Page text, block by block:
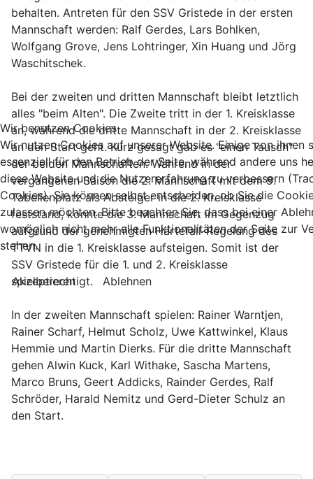
behalten. Antreten für den SSV Gristede in der ersten
Mannschaft werden: Ralf Gerdes, Lars Bohlken,
Wolfgang Grove, Jens Lohtringer, Xin Huang und Jörg
Waschitschek.
Bei der zweiten und dritten Mannschaft bleibt letztlich
alles "beim Alten". Die Zweite tritt in der 1. Kreisklasse
an, während die dritte Mannschaft in der 2. Kreisklasse
an den Start geht. Kurz gesagt gab es "einen Tausch"
der beiden Mannschaften. Während in der
vergangenen Saison die 2. Mannschaft mit dem 9.
Tabellenplatz als Absteiger in die 2. Kreisklasse
feststand, konnte die 3. Mannschaft im Gegenzug
aufgrund der genehmigten Härtefall-Regelung des
TTVN in die 1. Kreisklasse aufsteigen. Somit ist der
SSV Gristede für die 1. und 2. Kreisklasse
spielberechtigt.
In der zweiten Mannschaft spielen: Rainer Warntjen,
Rainer Scharf, Helmut Scholz, Uwe Kattwinkel, Klaus
Hemmie und Martin Dierks. Für die dritte Mannschaft
gehen Alwin Kuck, Karl Withake, Sascha Martens,
Marco Bruns, Geert Addicks, Rainder Gerdes, Ralf
Schröder, Harald Nemitz und Gerd-Dieter Schulz an
den Start.
Wir benutzen Cookies
Wir nutzen Cookies auf unserer Website. Einige von ihnen
essenziell für den Betrieb der Seite, während andere uns
diese Website und die Nutzererfahrung zu verbessern
Cookies). Sie können selbst entscheiden, ob Sie die
zulassen möchten. Bitte beachten Sie, dass bei einer
womöglich nicht mehr alle Funktionalitäten der Seite zur
stehen.
Akzeptieren Ablehnen